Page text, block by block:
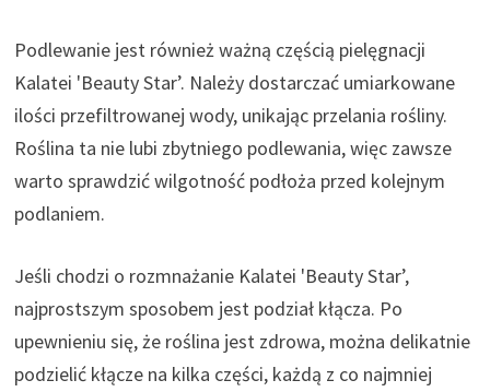
Podlewanie jest również ważną częścią pielęgnacji
Kalatei 'Beauty Star’. Należy dostarczać umiarkowane
ilości przefiltrowanej wody, unikając przelania rośliny.
Roślina ta nie lubi zbytniego podlewania, więc zawsze
warto sprawdzić wilgotność podłoża przed kolejnym
podlaniem.
Jeśli chodzi o rozmnażanie Kalatei 'Beauty Star’,
najprostszym sposobem jest podział kłącza. Po
upewnieniu się, że roślina jest zdrowa, można delikatnie
podzielić kłącze na kilka części, każdą z co najmniej